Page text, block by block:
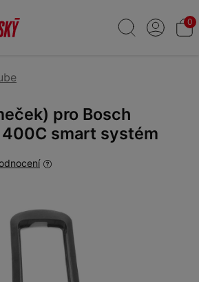
0
pro Bosch
smart systém